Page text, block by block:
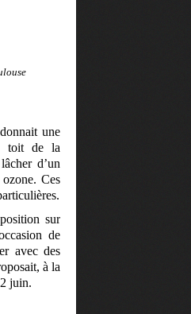
une
toit de la
d’un
Ces
sur
de
avec des
à la
juin.